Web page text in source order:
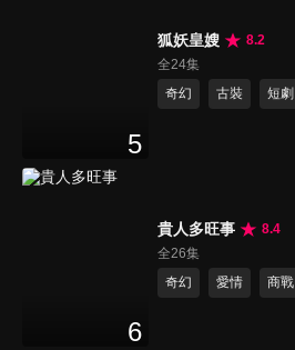
5
狐妖皇嫂
8.2
全24集
奇幻
古裝 短劇
6
貴人多旺事
8.4
全26集
奇幻
愛情 商戰